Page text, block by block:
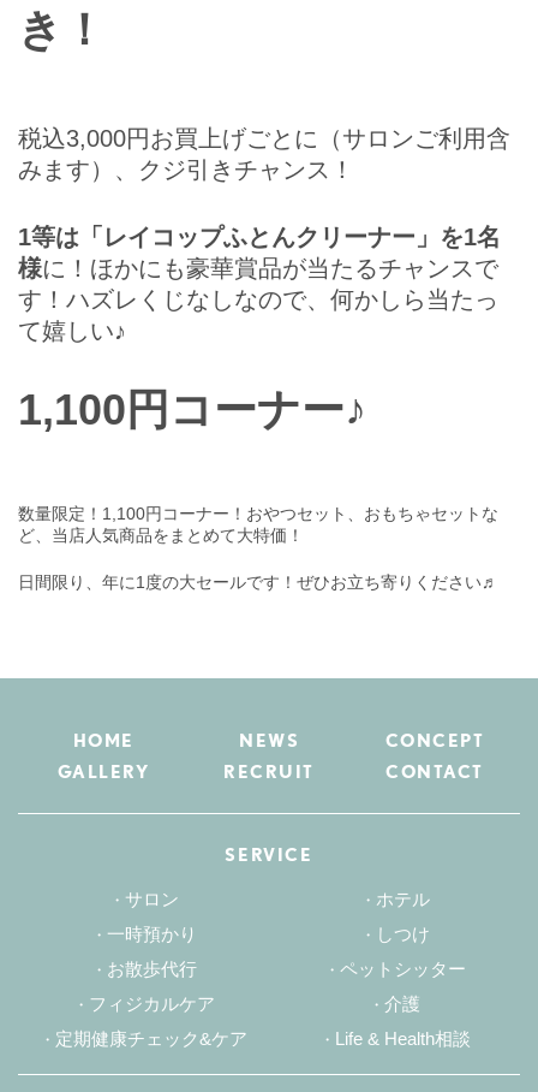
き！
税込3,000円お買上げごとに（サロンご利用含
みます）、クジ引きチャンス！
1等は「レイコップふとんクリーナー」を1名
様に！ほかにも豪華賞品が当たるチャンスで
す！ハズレくじなしなので、何かしら当たっ
て嬉しい♪
1,100円コーナー♪
数量限定！1,100円コーナー！おやつセット、おもちゃセットな
ど、当店人気商品をまとめて大特価！
日間限り、年に1度の大セールです！ぜひお立ち寄りください♬
HOME NEWS
CONCEPT
GALLERY
RECRUIT CONTACT
SERVICE
サロン
ホテル
一時預かり
しつけ
お散歩代行
ペットシッター
フィジカルケア
介護
定期健康チェック&ケア
Life & Health相談